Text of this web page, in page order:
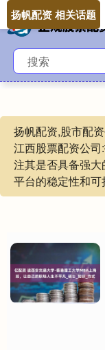
扬帆配资,股市配
江西股票配资公
注其是否具备强
平台的稳定性和可
扬帆配资 相关话题